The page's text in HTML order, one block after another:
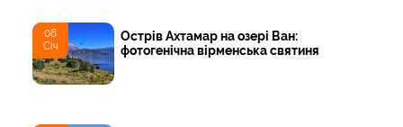
08
Січ
Острів Ахтамар на озері Ван:
фотогенічна вірменська святиня